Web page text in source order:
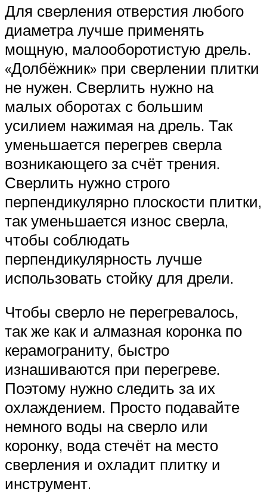
Для сверления отверстия любого
диаметра лучше применять
мощную, малооборотистую дрель.
«Долбёжник» при сверлении плитки
не нужен. Сверлить нужно на
малых оборотах с большим
усилием нажимая на дрель. Так
уменьшается перегрев сверла
возникающего за счёт трения.
Сверлить нужно строго
перпендикулярно плоскости плитки,
так уменьшается износ сверла,
чтобы соблюдать
перпендикулярность лучше
использовать стойку для дрели.
Чтобы сверло не перегревалось,
так же как и алмазная коронка по
керамограниту, быстро
изнашиваются при перегреве.
Поэтому нужно следить за их
охлаждением. Просто подавайте
немного воды на сверло или
коронку, вода стечёт на место
сверления и охладит плитку и
инструмент.